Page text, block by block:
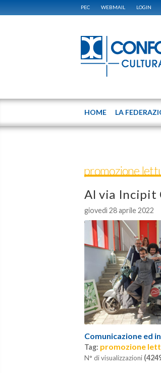
PEC WEBMAIL LOGIN
HOME LA
promozione
Al via Incipit
giovedì 28 aprile 2022
Comunicazione ed
Tag: promozione
N° di visualizzazioni